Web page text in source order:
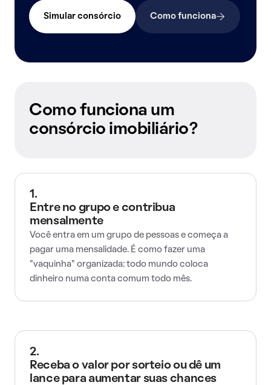
Simular consórcio Como funciona
Como funciona um
consórcio imobiliário?
1.
Entre no grupo e contribua
mensalmente
Você entra em um grupo de pessoas e começa a
pagar uma mensalidade. É como fazer uma
"vaquinha" organizada: todo mundo coloca
dinheiro numa conta comum todo mês.
2.
Receba o valor por sorteio ou dê um
lance para aumentar suas chances